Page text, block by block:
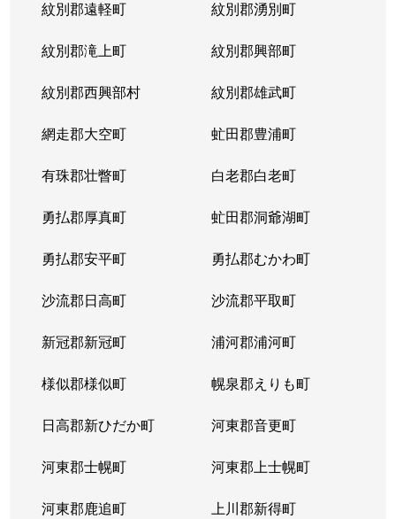
紋別郡遠軽町 紋別郡湧別町
紋別郡滝上町 紋別郡興部町
紋別郡西興部村 紋別郡雄武町
網走郡大空町 虻田郡豊浦町
有珠郡壮瞥町 白老郡白老町
勇払郡厚真町 虻田郡洞爺湖町
勇払郡安平町 勇払郡むかわ町
沙流郡日高町 沙流郡平取町
新冠郡新冠町 浦河郡浦河町
様似郡様似町 幌泉郡えりも町
日高郡新ひだか町 河東郡音更町
河東郡士幌町 河東郡上士幌町
河東郡鹿追町 上川郡新得町